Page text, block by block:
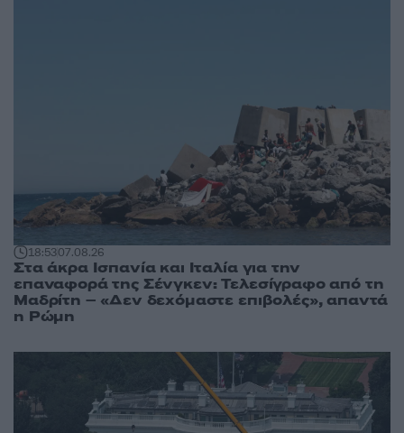
18:5307.08.26
Στα άκρα Ισπανία και Ιταλία για την
επαναφορά της Σένγκεν: Τελεσίγραφο από τη
Μαδρίτη – «Δεν δεχόμαστε επιβολές», απαντά
η Ρώμη